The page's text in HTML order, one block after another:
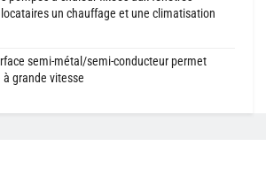
un chauffage et une climatisation
semi-métal/semi-conducteur permet
à grande vitesse